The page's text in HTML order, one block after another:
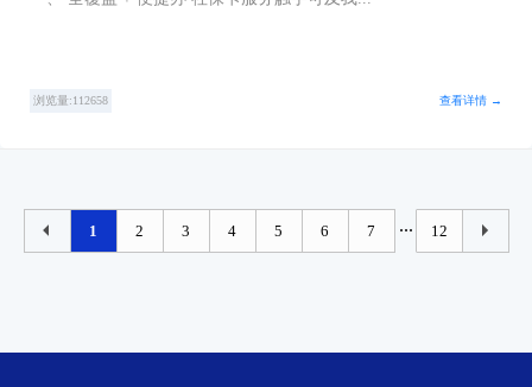
浏览量:112658 查看详情 →
1 2 3 4 5 6 7 ... 12